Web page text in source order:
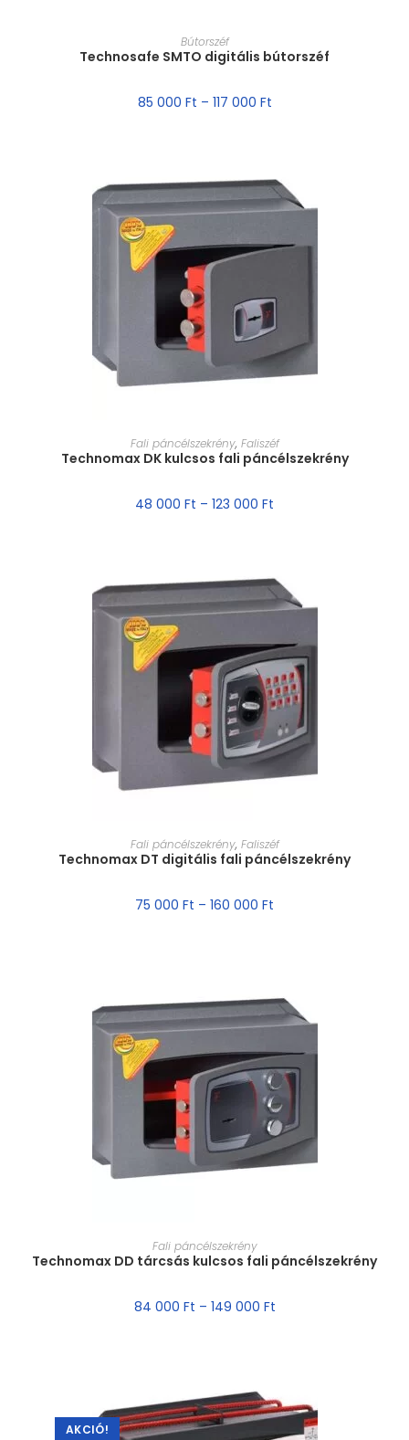
MÉRET VÁLASZTÁSA
Bútorszéf
Technosafe SMTO digitális bútorszéf
85 000 Ft – 117 000 Ft
MÉRET VÁLASZTÁSA
Fali páncélszekrény, Faliszéf
Technomax DK kulcsos fali páncélszekrény
48 000 Ft – 123 000 Ft
MÉRET VÁLASZTÁSA
Fali páncélszekrény, Faliszéf
Technomax DT digitális fali páncélszekrény
75 000 Ft – 160 000 Ft
MÉRET VÁLASZTÁSA
Fali páncélszekrény
Technomax DD tárcsás kulcsos fali páncélszekrény
84 000 Ft – 149 000 Ft
AKCIÓ!